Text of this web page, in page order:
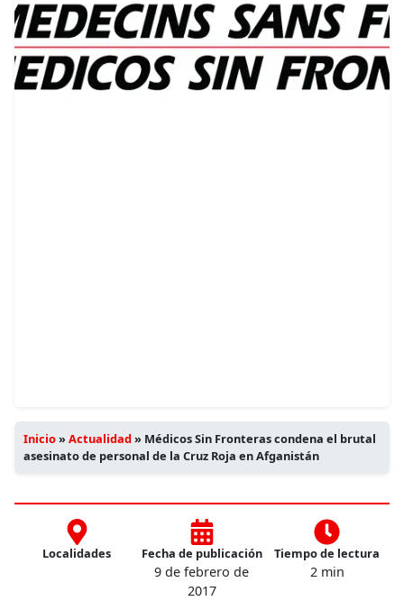
Inicio»Actualidad» Médicos Sin Fronteras condena el brutal
asesinato de personal de la Cruz Roja en Afganistán
Localidades Fecha de publicación
9 de febrero de
2017
Tiempo de lectura
2 min